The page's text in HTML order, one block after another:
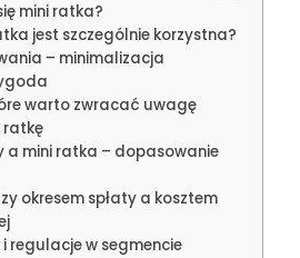
mini ratka?
jest szczególnie korzystna?
– minimalizacja
warto zwracać uwagę
ratkę
a mini ratka – dopasowanie
okresem spłaty a kosztem
regulacje w segmencie